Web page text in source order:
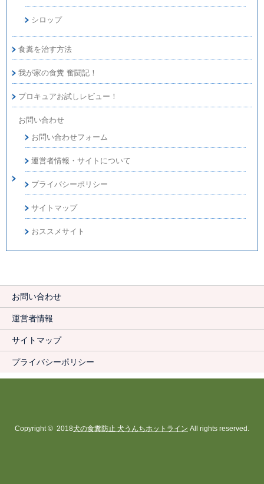
シロップ
食糞を治す方法
我が家の食糞 奮闘記！
プロキュアお試しレビュー！
お問い合わせ
お問い合わせフォーム
運営者情報・サイトについて
プライバシーポリシー
サイトマップ
おススメサイト
お問い合わせ
運営者情報
サイトマップ
プライバシーポリシー
Copyright © 2018犬の食糞防止 犬うんちホットライン All rights reserved.